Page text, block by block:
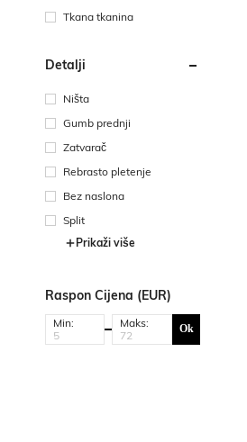
Tkana tkanina
Detalji
Ništa
Gumb prednji
Zatvarač
Rebrasto pletenje
Bez naslona
Split
Prikaži više
Raspon Cijena (EUR)
Min: Maks: Ok